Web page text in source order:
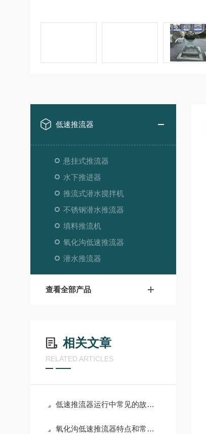
低速推流器
悬挂式推流器
水下推进器
推流式潜水搅拌机
不锈钢潜水推流器
填料推流机
氧化沟低速推流器
潜水推流器
查看全部产品
相关文章
RELATED ARTICLES
低速推流器运行中常见的故障有哪些
氧化沟低速推流器特点和常见故障维修